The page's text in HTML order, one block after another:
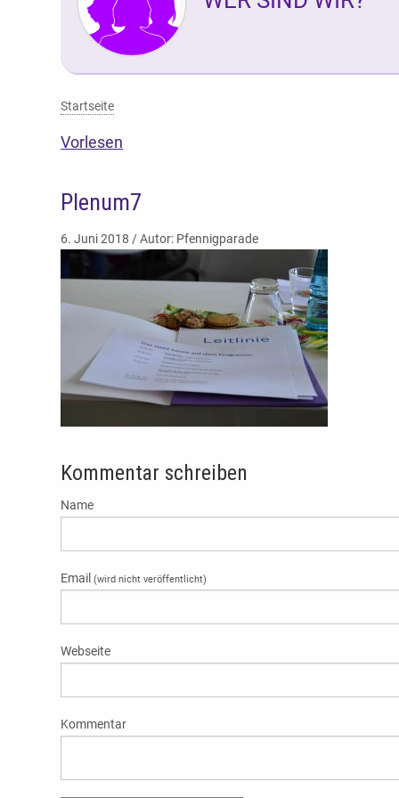
Sie befinden sich hier:
Startseite
Vorlesen
Plenum7
6. Juni 2018 / Autor: Pfennigparade
Kommentar schreiben
Name
Email (wird nicht veröffentlicht)
Webseite
Kommentar